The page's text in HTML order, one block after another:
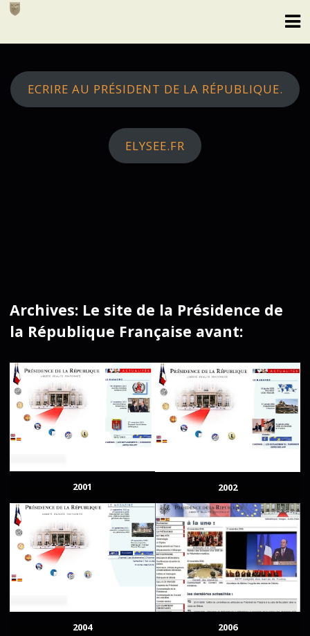
Skip
ECRIRE AU PRÉSIDENT DE LA RÉPUBLIQUE.
ELYSEE.FR
Archives: Le site de la Présidence de
la République Française avant:
2001 2002
2004 2006